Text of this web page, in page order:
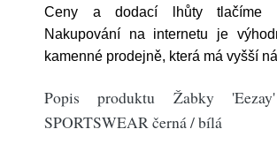
Ceny a dodací lhůty tlačíme
Nakupování na internetu je
kamenné prodejně, která má vyšší
Popis produktu Žabky
SPORTSWEAR černá / bílá